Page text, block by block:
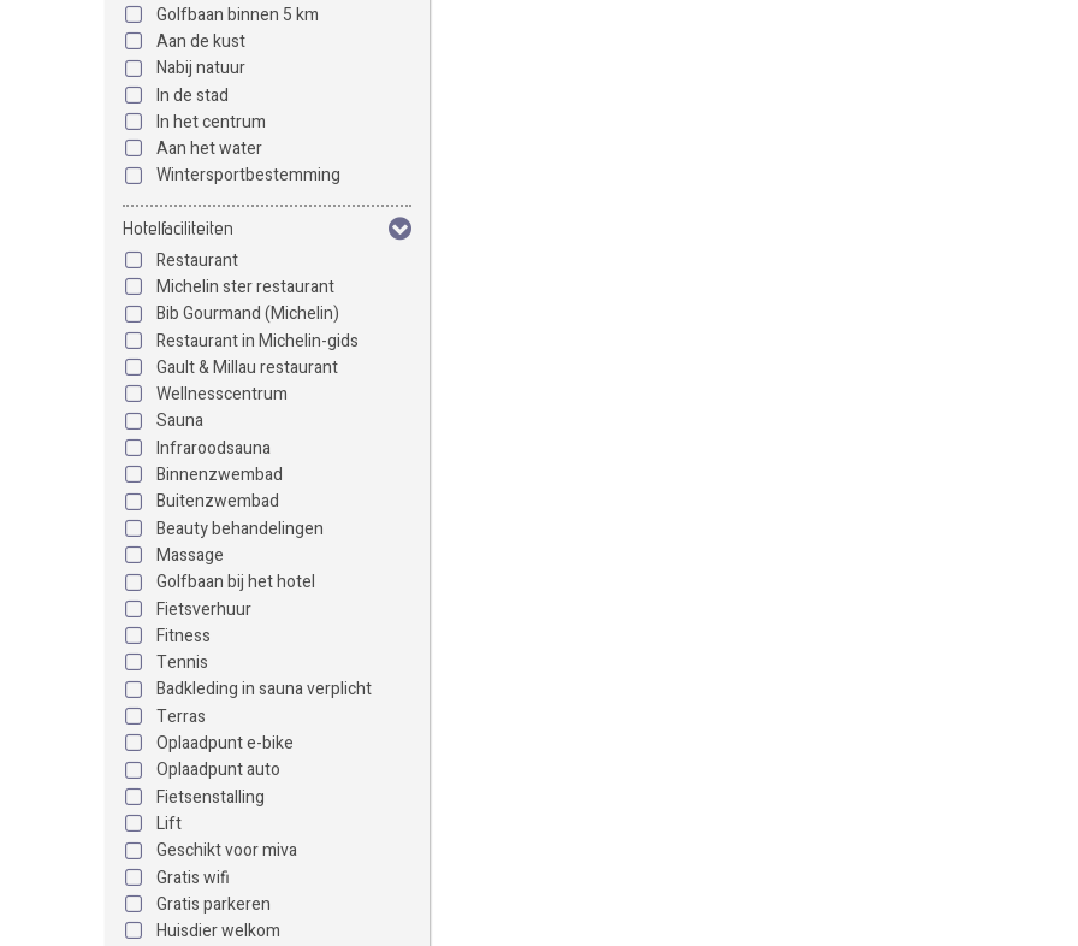
Golfbaan binnen 5 km
Aan de kust
Nabij natuur
In de stad
In het centrum
Aan het water
Wintersportbestemming
Hotelfaciliteiten
Restaurant
Michelin ster restaurant
Bib Gourmand (Michelin)
Restaurant in Michelin-gids
Gault & Millau restaurant
Wellnesscentrum
Sauna
Infraroodsauna
Binnenzwembad
Buitenzwembad
Beauty behandelingen
Massage
Golfbaan bij het hotel
Fietsverhuur
Fitness
Tennis
Badkleding in sauna verplicht
Terras
Oplaadpunt e-bike
Oplaadpunt auto
Fietsenstalling
Lift
Geschikt voor miva
Gratis wifi
Gratis parkeren
Huisdier welkom